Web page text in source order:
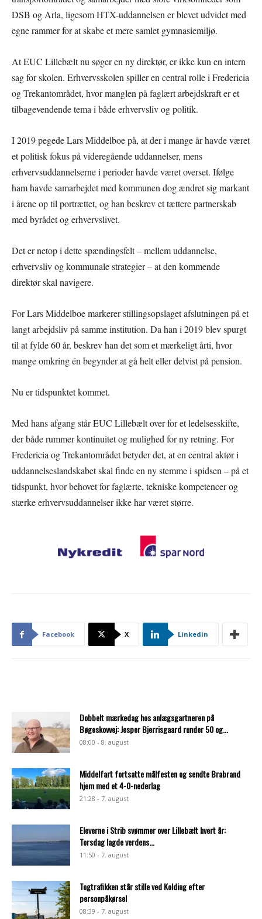
DSB og Arla, ligesom HTX-uddannelsen er blevet udvidet med
egne rammer for at skabe et mere samlet gymnasiemiljø.
At EUC Lillebælt nu søger en ny direktør, er ikke kun en intern
sag for skolen. Erhvervsskolen spiller en central rolle i Fredericia
og Trekantområdet, hvor manglen på faglært arbejdskraft er et
tilbagevendende tema i både erhvervsliv og politik.
I 2019 pegede Lars Middelboe på, at der i mange år havde været
et politisk fokus på videregående uddannelser, mens
erhvervsuddannelserne i perioder havde været overset. Ifølge
ham havde samarbejdet med kommunen dog ændret sig markant
i årene op til portrættet, og han beskrev et tættere partnerskab
med byrådet og erhvervslivet.
Det er netop i dette spændingsfelt – mellem uddannelse,
erhvervsliv og kommunale strategier – at den kommende
direktør skal navigere.
For Lars Middelboe markerer stillingsopslaget afslutningen på et
langt arbejdsliv på samme institution. Da han i 2019 blev spurgt
til at fylde 60 år, beskrev han det som et mærkeligt årti, hvor
mange omkring én begynder at gå helt eller delvist på pension.
Nu er tidspunktet kommet.
Med hans afgang står EUC Lillebælt over for et ledelsesskifte,
der både rummer kontinuitet og mulighed for ny retning. For
Fredericia og Trekantområdet betyder det, at en central aktør i
uddannelseslandskabet skal finde en ny stemme i spidsen – på et
tidspunkt, hvor behovet for faglærte, tekniske kompetencer og
stærke erhvervsuddannelser ikke har været større.
Facebook X Linkedin
Dobbelt mærkedag hos anlægsgartneren på
Bøgeskovvej: Jesper Bjerrisgaard runder 50 og...
08:00 - 8. august
Middelfart fortsatte målfesten og sendte Brabrand
hjem med et 4-0-nederlag
21:28 - 7. august
Eleverne i Strib svømmer over Lillebælt hvert år:
Torsdag lagde verdens...
11:50 - 7. august
Togtrafikken står stille ved Kolding efter
personpåkørsel
08:39 - 7. august